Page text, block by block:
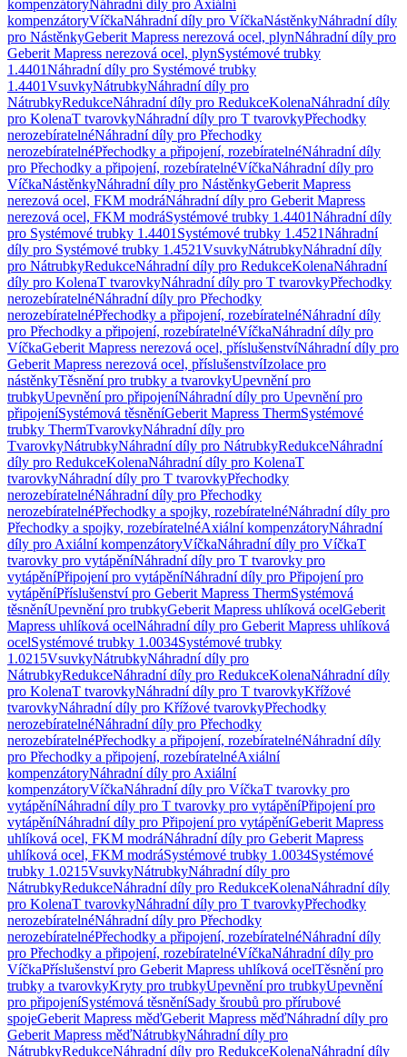
kompenzátoryNáhradní díly pro Axiální
kompenzátoryVíčkaNáhradní díly pro VíčkaNástěnkyNáhradní díly
pro NástěnkyGeberit Mapress nerezová ocel, plynNáhradní díly pro
Geberit Mapress nerezová ocel, plynSystémové trubky
1.4401Náhradní díly pro Systémové trubky
1.4401VsuvkyNátrubkyNáhradní díly pro
NátrubkyRedukceNáhradní díly pro RedukceKolenaNáhradní díly
pro KolenaT tvarovkyNáhradní díly pro T tvarovkyPřechodky
nerozebíratelnéNáhradní díly pro Přechodky
nerozebíratelnéPřechodky a připojení, rozebíratelnéNáhradní díly
pro Přechodky a připojení, rozebíratelnéVíčkaNáhradní díly pro
VíčkaNástěnkyNáhradní díly pro NástěnkyGeberit Mapress
nerezová ocel, FKM modráNáhradní díly pro Geberit Mapress
nerezová ocel, FKM modráSystémové trubky 1.4401Náhradní díly
pro Systémové trubky 1.4401 Systémové trubky 1.4521Náhradní
díly pro Systémové trubky 1.4521VsuvkyNátrubkyNáhradní díly
pro NátrubkyRedukceNáhradní díly pro RedukceKolenaNáhradní
díly pro KolenaT tvarovkyNáhradní díly pro T tvarovkyPřechodky
nerozebíratelnéNáhradní díly pro Přechodky
nerozebíratelnéPřechodky a připojení, rozebíratelnéNáhradní díly
pro Přechodky a připojení, rozebíratelnéVíčkaNáhradní díly pro
VíčkaGeberit Mapress nerezová ocel, příslušenstvíNáhradní díly pro
Geberit Mapress nerezová ocel, příslušenstvíIzolace pro
nástěnkyTěsnění pro trubky a tvarovkyUpevnění pro
trubkyUpevnění pro připojeníNáhradní díly pro Upevnění pro
připojeníSystémová těsněníGeberit Mapress ThermSystémové
trubky ThermTvarovkyNáhradní díly pro
TvarovkyNátrubkyNáhradní díly pro NátrubkyRedukceNáhradní
díly pro RedukceKolenaNáhradní díly pro KolenaT
tvarovkyNáhradní díly pro T tvarovkyPřechodky
nerozebíratelnéNáhradní díly pro Přechodky
nerozebíratelnéPřechodky a spojky, rozebíratelnéNáhradní díly pro
Přechodky a spojky, rozebíratelnéAxiální kompenzátoryNáhradní
díly pro Axiální kompenzátoryVíčkaNáhradní díly pro VíčkaT
tvarovky pro vytápěníNáhradní díly pro T tvarovky pro
vytápěníPřipojení pro vytápěníNáhradní díly pro Připojení pro
vytápěníPříslušenství pro Geberit Mapress ThermSystémová
těsněníUpevnění pro trubkyGeberit Mapress uhlíková ocelGeberit
Mapress uhlíková ocelNáhradní díly pro Geberit Mapress uhlíková
ocelSystémové trubky 1.0034Systémové trubky
1.0215VsuvkyNátrubkyNáhradní díly pro
NátrubkyRedukceNáhradní díly pro RedukceKolenaNáhradní díly
pro KolenaT tvarovkyNáhradní díly pro T tvarovkyKřížové
tvarovkyNáhradní díly pro Křížové tvarovkyPřechodky
nerozebíratelnéNáhradní díly pro Přechodky
nerozebíratelnéPřechodky a připojení, rozebíratelnéNáhradní díly
pro Přechodky a připojení, rozebíratelnéAxiální
kompenzátoryNáhradní díly pro Axiální
kompenzátoryVíčkaNáhradní díly pro VíčkaT tvarovky pro
vytápěníNáhradní díly pro T tvarovky pro vytápěníPřipojení pro
vytápěníNáhradní díly pro Připojení pro vytápěníGeberit Mapress
uhlíková ocel, FKM modráNáhradní díly pro Geberit Mapress
uhlíková ocel, FKM modráSystémové trubky 1.0034Systémové
trubky 1.0215VsuvkyNátrubkyNáhradní díly pro
NátrubkyRedukceNáhradní díly pro RedukceKolenaNáhradní díly
pro KolenaT tvarovkyNáhradní díly pro T tvarovkyPřechodky
nerozebíratelnéNáhradní díly pro Přechodky
nerozebíratelnéPřechodky a připojení, rozebíratelnéNáhradní díly
pro Přechodky a připojení, rozebíratelnéVíčkaNáhradní díly pro
VíčkaPříslušenství pro Geberit Mapress uhlíková ocelTěsnění pro
trubky a tvarovkyKryty pro trubkyUpevnění pro trubkyUpevnění
pro připojeníSystémová těsněníSady šroubů pro přírubové
spojeGeberit Mapress měďGeberit Mapress měďNáhradní díly pro
Geberit Mapress měďNátrubkyNáhradní díly pro
NátrubkyRedukceNáhradní díly pro RedukceKolenaNáhradní díly